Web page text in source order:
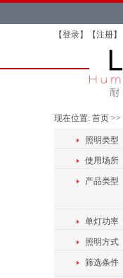
【登录】【注册】
现在位置: 首页 >>
照明类型
使用场所
产品类型
单灯功率
照明方式
筛选条件